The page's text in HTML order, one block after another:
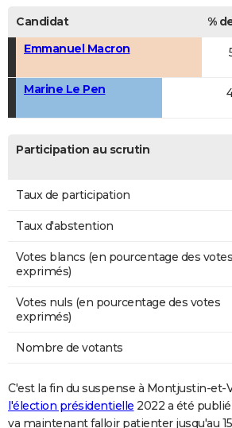
Candidat %
Emmanuel Macron
Marine Le Pen
Participation au scrutin
Taux de participation
Taux d'abstention
Votes blancs (en pourcentage des votes
exprimés)
Votes nuls (en pourcentage des votes
exprimés)
Nombre de votants
C'est la fin du suspense à Montjustin-et-
l'élection présidentielle 2022 a été
va maintenant falloir patienter jusqu'au